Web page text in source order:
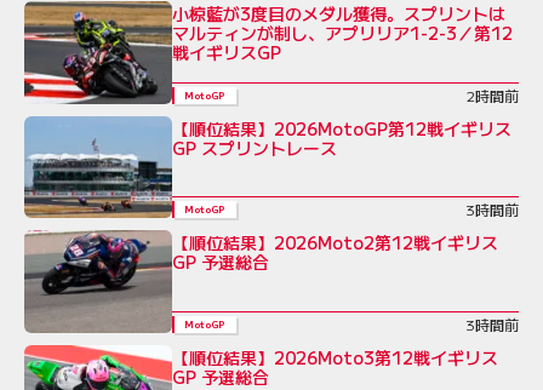
小椋藍が3度目のメダル獲得。スプリントは
マルティンが制し、アプリリア1-2-3／第12
戦イギリスGP
MotoGP 2時間前
【順位結果】2026MotoGP第12戦イギリス
GP スプリントレース
MotoGP 3時間前
【順位結果】2026Moto2第12戦イギリス
GP 予選総合
MotoGP 3時間前
【順位結果】2026Moto3第12戦イギリス
GP 予選総合